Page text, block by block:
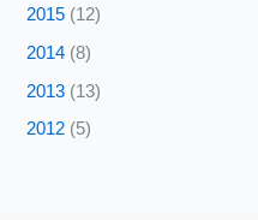
2015 (12)
2014 (8)
2013 (13)
2012 (5)